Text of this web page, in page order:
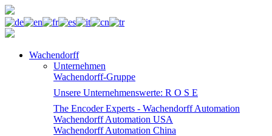
Wachendorff
Unternehmen
Wachendorff-Gruppe
Unsere Unternehmenswerte: R O S E
The Encoder Experts - Wachendorff Automation
Wachendorff Automation USA
Wachendorff Automation China